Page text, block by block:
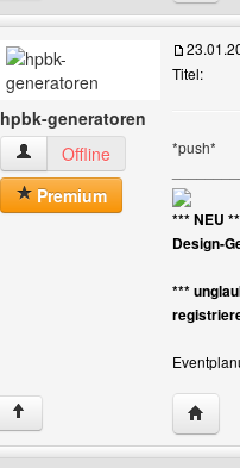
hpbk-generatoren
hpbk-generatoren Benutzer-
Offline
Premium
Titel:
*push*
*** NEU
Design-
***
↑